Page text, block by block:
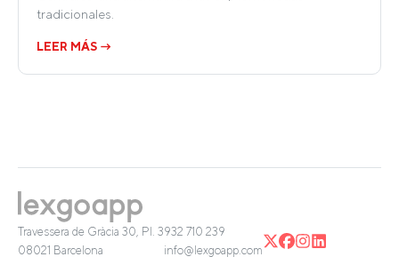
tradicionales.
LEER MÁS →
Travessera de Gràcia 30, Pl. 3
08021 Barcelona
932 710 239
info@lexgoapp.com